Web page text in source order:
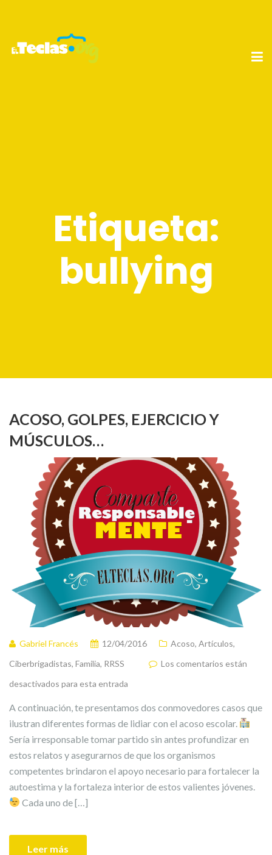
Etiqueta:
bullying
ACOSO, GOLPES, EJERCICIO Y
MÚSCULOS…
Gabriel Francés 12/04/2016 Acoso, Artículos,
Ciberbrigadistas, Familia, RRSS
Los comentarios están
desactivados para esta entrada
A continuación, te presentamos dos conmovedores casos que
ilustran diferentes formas de lidiar con el acoso escolar.
Sería irresponsable tomar partido sin antes profundizar en
estos relatos y asegurarnos de que los organismos
competentes brindaron el apoyo necesario para fortalecer la
autoestima y la fortaleza interior de estos valientes jóvenes.
Cada uno de […]
Leer más